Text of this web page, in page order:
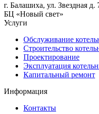
г. Балашиха, ул. Звездная д.
БЦ «Новый свет»
Услуги
Обслуживание
Строительство
Проектирование
Эксплуатация
Капитальный ремонт
Информация
Контакты